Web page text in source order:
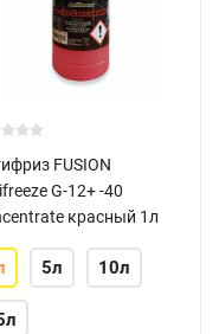
FUSION
G-12+ -40
красный 1л
5л 10л